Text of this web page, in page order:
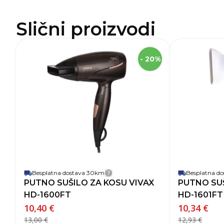
Slični proizvodi
- 20%
Besplatna dostava 30km Detalji dostave
PUTNO SUŠILO ZA KOSU VIVAX
HD-1600FT
10,40 €
13,00 €
Besplatna
PUTNO
HD-1601FT
10,34 €
12,93 €